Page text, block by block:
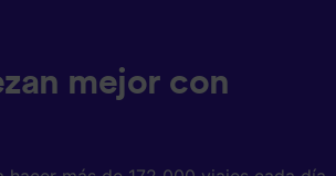
mejor con